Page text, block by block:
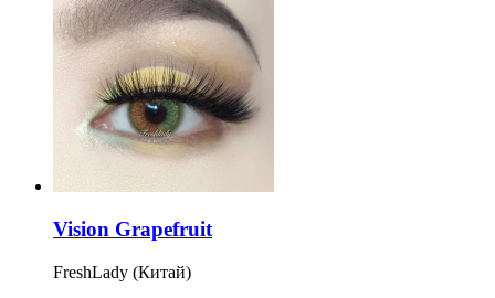
Vision Grapefruit
FreshLady (Китай)